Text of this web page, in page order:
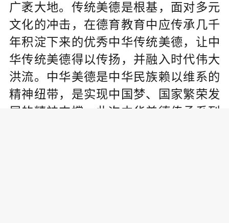
广袤大地。传统美德是根基，面对多元
文化的冲击，在德育教育中应传承几千
年积淀下来的优秀中华传统美德，让中
华传统美德得以传扬，并融入时代伟大
洪流。中华美德是中华民族赖以维系的
精神纽带，是实现中国梦、国家繁荣发
展的精神支撑。此次中华美德传承系列